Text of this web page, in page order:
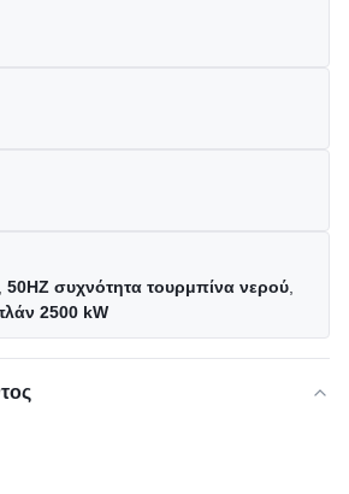
50HZ συχνότητα τουρμπίνα νερού
2500 kW